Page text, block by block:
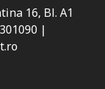
16, Bl. A1
|